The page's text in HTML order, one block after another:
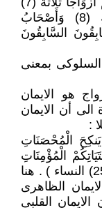
فَأَصْحَابُ الْمَيْمَنَةِ مَا أَصْحَابُ الْمَيْمَنَةِ (8) وَأَصْحَابُ
الْمَشْئَمَةِ (9) وَالسَّابِقُونَ السَّابِقُونَ
السلوكى بمعنى
هو الايمان
أن الايمان
:
الْمُحْصَنَاتِ
الْمُؤْمِنَاتِ
وَاللَّهُ أَعْلَمُ بِإِيمَانِكُمْ بَعْضُكُمْ مِنْ بَعْضٍ )(25) النساء ) . هنا
الظاهرى
القلبى